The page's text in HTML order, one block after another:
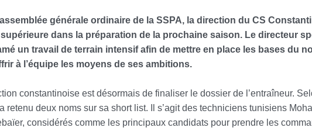
générale ordinaire de la SSPA, la direction du CS
dans la préparation de la prochaine saison. Le directeur
un travail de terrain intensif afin de mettre en place les bases du
à l’équipe les moyens de ses ambitions.
constantinoise est désormais de finaliser le dossier de l’entraîneur.
retenu deux noms sur sa short list. Il s’agit des techniciens tunisiens
considérés comme les principaux candidats pour prendre les